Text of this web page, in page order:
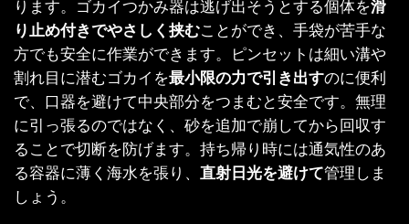
ります。ゴカイつかみ器は逃げ出そうとする個体を滑
り止め付きでやさしく挟むことができ、手袋が苦手な
方でも安全に作業ができます。ピンセットは細い溝や
割れ目に潜むゴカイを最小限の力で引き出すのに便利
で、口器を避けて中央部分をつまむと安全です。無理
に引っ張るのではなく、砂を追加で崩してから回収す
ることで切断を防げます。持ち帰り時には通気性のあ
る容器に薄く海水を張り、 直射日光を避けて管理しま
しょう。